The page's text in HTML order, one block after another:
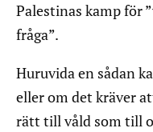
Palestinas kamp för
fråga”.
Huruvida en sådan
eller om det kräver
rätt till våld som till